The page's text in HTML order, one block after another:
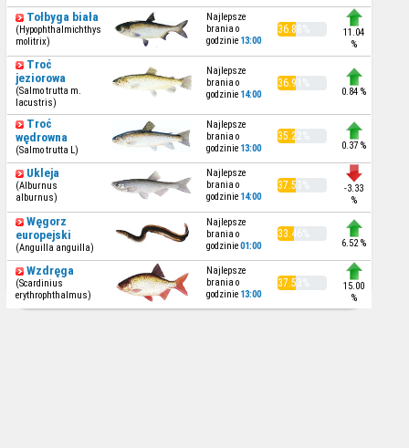
Tołbyga biała
(Hypophthalmichthys
molitrix)
Najlepsze
brania o
godzinie 13:00
36.88%
11.04
%
Troć
jeziorowa
(Salmo trutta m.
lacustris)
Najlepsze
brania o
godzinie 14:00
36.91%
0.84 %
Troć
wędrowna
(Salmo trutta L)
Najlepsze
brania o
godzinie 13:00
35.22%
0.37 %
Ukleja
(Alburnus
alburnus)
Najlepsze
brania o
godzinie 14:00
37.53%
-3.33
%
Węgorz
europejski
(Anguilla anguilla)
Najlepsze
brania o
godzinie01:00
33.46%
6.52 %
Wzdręga
(Scardinius
erythrophthalmus)
Najlepsze
brania o
godzinie 13:00
37.53%
15.00
%